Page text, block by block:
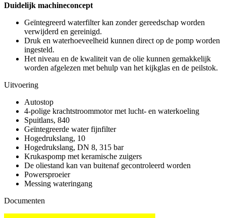
Duidelijk machineconcept
Geïntegreerd waterfilter kan zonder gereedschap worden
verwijderd en gereinigd.
Druk en waterhoeveelheid kunnen direct op de pomp worden
ingesteld.
Het niveau en de kwaliteit van de olie kunnen gemakkelijk
worden afgelezen met behulp van het kijkglas en de peilstok.
Uitvoering
Autostop
4-polige krachtstroommotor met lucht- en waterkoeling
Spuitlans, 840
Geïntegreerde water fijnfilter
Hogedrukslang, 10
Hogedrukslang, DN 8, 315 bar
Krukaspomp met keramische zuigers
De oliestand kan van buitenaf gecontroleerd worden
Powersproeier
Messing wateringang
Documenten